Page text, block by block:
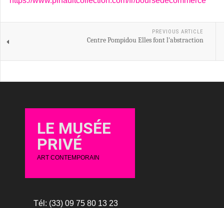
PREVIOUS ARTICLE
Centre Pompidou Elles font l'abstraction
LE MUSÉE
PRIVÉ
ART CONTEMPORAIN
Tél: (33) 09 75 80 13 23